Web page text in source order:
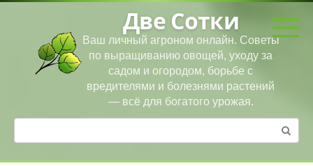
Перейти
Две Сотки
Ваш личный агроном онлайн. Советы
по выращиванию овощей, уходу за
садом и огородом, борьбе с
вредителями и болезнями растений
— всё для богатого урожая.
Поиск: